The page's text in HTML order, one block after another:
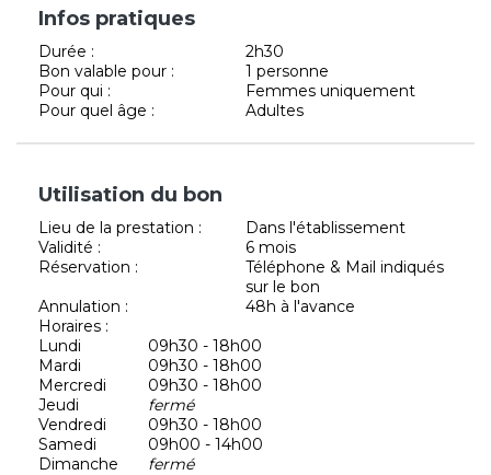
Infos pratiques
Durée :
2h30
Bon valable pour :
1 personne
Pour qui :
Femmes uniquement
Pour quel âge :
Adultes
Utilisation du bon
Lieu de la prestation :
Dans l'établissement
Validité :
6 mois
Réservation :
Téléphone & Mail indiqués
sur le bon
Annulation :
48h à l'avance
Horaires :
Lundi
09h30 - 18h00
Mardi
09h30 - 18h00
Mercredi
09h30 - 18h00
Jeudi
fermé
Vendredi
09h30 - 18h00
Samedi
09h00 - 14h00
Dimanche
fermé